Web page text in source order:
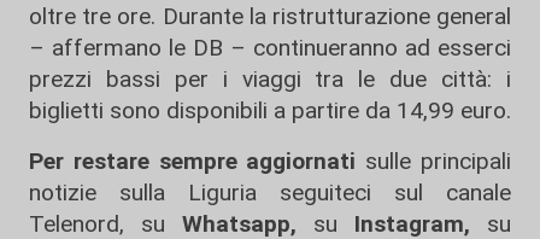
oltre tre ore. Durante la ristrutturazione general
– affermano le DB – continueranno ad esserci
prezzi bassi per i viaggi tra le due città: i
biglietti sono disponibili a partire da 14,99 euro.
Per restare sempre aggiornati sulle principali
notizie sulla Liguria seguiteci sul canale
Telenord, su
Whatsapp, su Instagram, su